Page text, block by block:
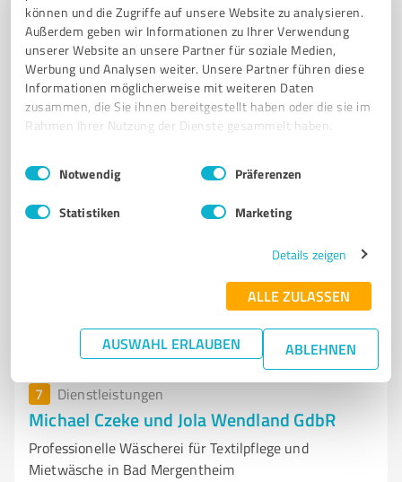
können und die Zugriffe auf unsere Website zu analysieren.
Außerdem geben wir Informationen zu Ihrer Verwendung
unserer Website an unsere Partner für soziale Medien,
Werbung und Analysen weiter. Unsere Partner führen diese
Informationen möglicherweise mit weiteren Daten
zusammen, die Sie ihnen bereitgestellt haben oder die sie im
Rahmen Ihrer Nutzung der Dienste gesammelt haben.
Impressum Datenschutzbestimmungen
Einwilligungsauswahl
Notwendig Präferenzen
Statistiken Marketing
Details zeigen
ALLE ZULASSEN
AUSWAHL ERLAUBEN ABLEHNEN
Kreative Lettering-Workshops in Markelsheim für
Gruppen und Einzelpersonen
LETTERING WORKSHOPS KREATIVE SCHRIFTGESTALTUNG
MARKELSHEIM INDIVIDUELLE VERANSTALTUNGEN STARTER-KIT
GEBURTSTAGSFEIERN JUNGGESELLINNENABSCHIEDE
HANDLETTERING
Kitzlesweg 15, 97980 Bad Mergentheim
5,00 / 5,00
7 Dienstleistungen
Michael Czeke und Jola Wendland GdbR
Professionelle Wäscherei für Textilpflege und
Mietwäsche in Bad Mergentheim